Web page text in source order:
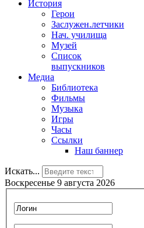
История
Герои
Заслужен.летчики
Нач. училища
Музей
Список
выпускников
Медиа
Библиотека
Фильмы
Музыка
Игры
Часы
Ссылки
Наш баннер
Искать...
Воскресенье 9 августа 2026